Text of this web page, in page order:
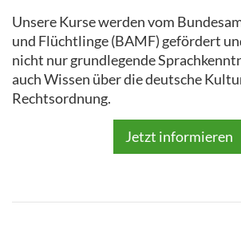
Unsere Kurse werden vom
und Flüchtlinge (BAMF) gefördert
nicht nur grundlegende
auch Wissen über die deutsche
Rechtsordnung.
Jetzt informieren